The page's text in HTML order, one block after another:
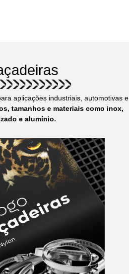
aplicações industriais, automotivas e
tamanhos e materiais como inox,
e alumínio.